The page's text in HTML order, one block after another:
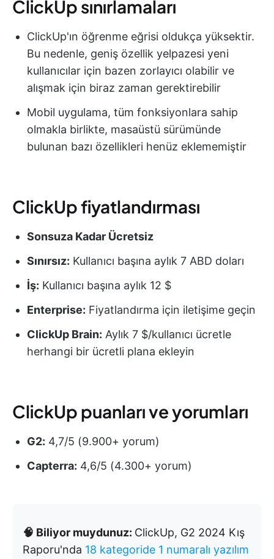
ClickUp sınırlamaları
ClickUp'ın öğrenme eğrisi oldukça yüksektir.
Bu nedenle, geniş özellik yelpazesi yeni
kullanıcılar için bazen zorlayıcı olabilir ve
alışmak için biraz zaman gerektirebilir
Mobil uygulama, tüm fonksiyonlara sahip
olmakla birlikte, masaüstü sürümünde
bulunan bazı özellikleri henüz eklememiştir
ClickUp fiyatlandırması
Sonsuza Kadar Ücretsiz
Sınırsız: Kullanıcı başına aylık 7 ABD doları
İş: Kullanıcı başına aylık 12 $
Enterprise: Fiyatlandırma için iletişime geçin
ClickUp Brain: Aylık 7 $/kullanıcı ücretle
herhangi bir ücretli plana ekleyin
ClickUp puanları ve yorumları
G2: 4,7/5 (9.900+ yorum)
Capterra: 4,6/5 (4.300+ yorum)
🧠 Biliyor muydunuz: ClickUp, G2 2024 Kış
Raporu'nda 18 kategoride 1 numaralı yazılım